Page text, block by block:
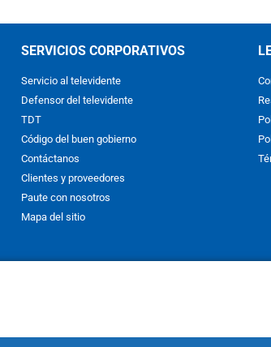
SERVICIOS CORPORATIVOS
Servicio al televidente
Defensor del televidente
TDT
Código del buen gobierno
Contáctanos
Clientes y proveedores
Paute con nosotros
Mapa del sitio
total o parcial, así como su traducción a